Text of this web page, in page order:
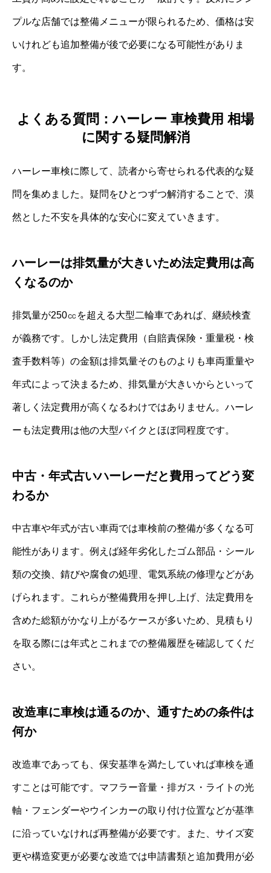
プルな店舗では整備メニューが限られるため、価格は安
いけれども追加整備が後で必要になる可能性がありま
す。
よくある質問：ハーレー 車検費用 相場
に関する疑問解消
ハーレー車検に際して、読者から寄せられる代表的な疑
問を集めました。疑問をひとつずつ解消することで、漠
然とした不安を具体的な安心に変えていきます。
ハーレーは排気量が大きいため法定費用は高
くなるのか
排気量が250㏄を超える大型二輪車であれば、継続検査
が義務です。しかし法定費用（自賠責保険・重量税・検
査手数料等）の金額は排気量そのものよりも車両重量や
年式によって決まるため、排気量が大きいからといって
著しく法定費用が高くなるわけではありません。ハーレ
ーも法定費用は他の大型バイクとほぼ同程度です。
中古・年式古いハーレーだと費用ってどう変
わるか
中古車や年式が古い車両では車検前の整備が多くなる可
能性があります。例えば経年劣化したゴム部品・シール
類の交換、錆びや腐食の処理、電気系統の修理などがあ
げられます。これらが整備費用を押し上げ、法定費用を
含めた総額がかなり上がるケースが多いため、見積もり
を取る際には年式とこれまでの整備履歴を確認してくだ
さい。
改造車に車検は通るのか、通すための条件は
何か
改造車であっても、保安基準を満たしていれば車検を通
すことは可能です。マフラー音量・排ガス・ライトの光
軸・フェンダーやウインカーの取り付け位置などが基準
に沿っていなければ再整備が必要です。また、サイズ変
更や構造変更が必要な改造では申請書類と追加費用が必